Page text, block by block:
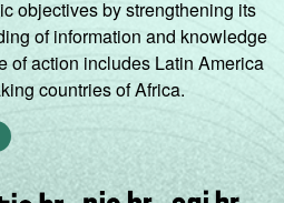
objectives by strengthening its
of information and knowledge
of action includes Latin America
countries of Africa.